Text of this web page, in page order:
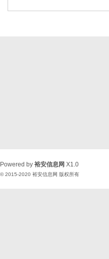
Powered by 裕安信息网 X1.0
© 2015-2020 裕安信息网 版权所有